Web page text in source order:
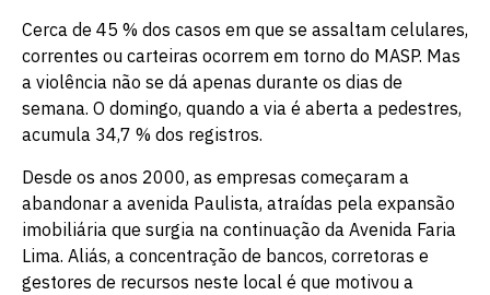
Cerca de 45 % dos casos em que se assaltam celulares,
correntes ou carteiras ocorrem em torno do MASP. Mas
a violência não se dá apenas durante os dias de
semana. O domingo, quando a via é aberta a pedestres,
acumula 34,7 % dos registros.
Desde os anos 2000, as empresas começaram a
abandonar a avenida Paulista, atraídas pela expansão
imobiliária que surgia na continuação da Avenida Faria
Lima. Aliás, a concentração de bancos, corretoras e
gestores de recursos neste local é que motivou a